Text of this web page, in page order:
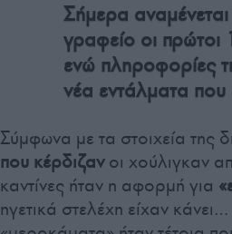
Σήμερα
γραφείο οι
ενώ πληροφορίες
νέα εντάλματα
Σύμφωνα με τα στοιχεία της
που κέρδιζανοι χούλιγκαν
καντίνες ήταν η αφορμή για
ηγετικά στελέχη είχαν